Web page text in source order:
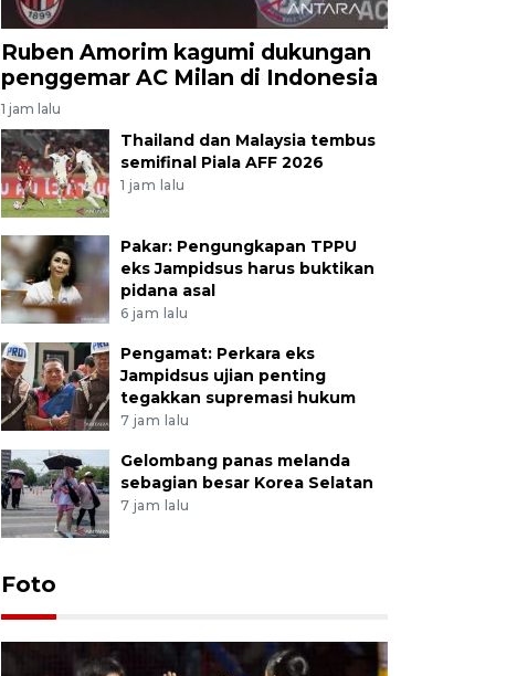
Ruben Amorim kagumi dukungan
penggemar AC Milan di Indonesia
1 jam lalu
Thailand dan Malaysia tembus
semifinal Piala AFF 2026
1 jam lalu
Pakar: Pengungkapan TPPU
eks Jampidsus harus buktikan
pidana asal
6 jam lalu
Pengamat: Perkara eks
Jampidsus ujian penting
tegakkan supremasi hukum
7 jam lalu
Gelombang panas melanda
sebagian besar Korea Selatan
7 jam lalu
Foto